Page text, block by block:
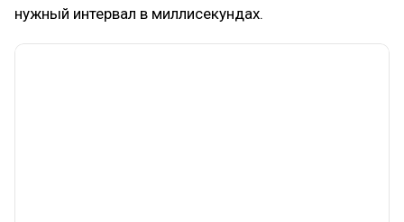
нужный интервал в миллисекундах.